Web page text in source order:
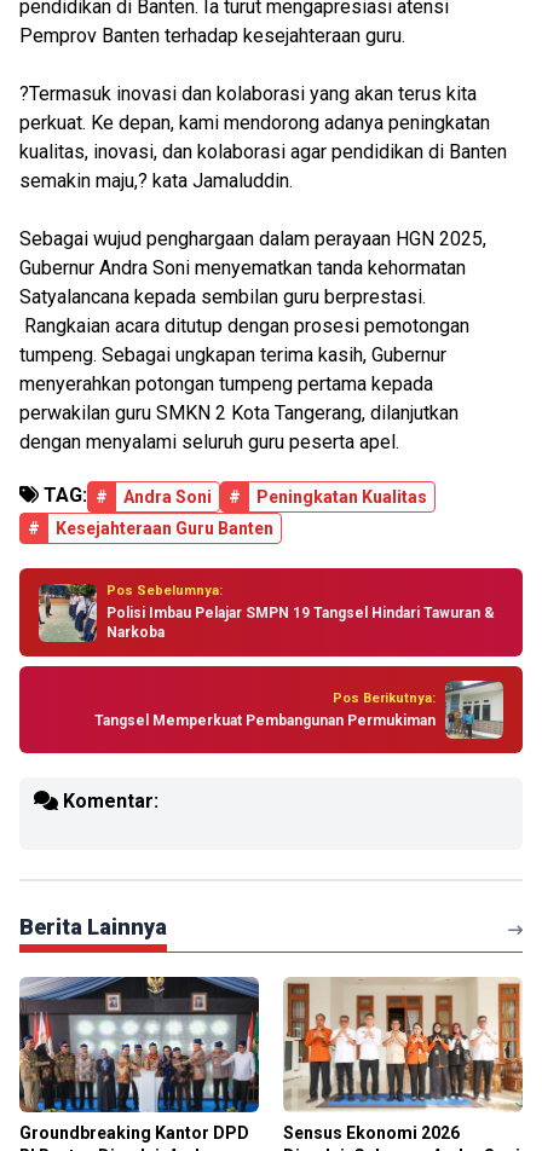
pendidikan di Banten. Ia turut mengapresiasi atensi
Pemprov Banten terhadap kesejahteraan guru.
?Termasuk inovasi dan kolaborasi yang akan terus kita
perkuat. Ke depan, kami mendorong adanya peningkatan
kualitas, inovasi, dan kolaborasi agar pendidikan di Banten
semakin maju,? kata Jamaluddin.
Sebagai wujud penghargaan dalam perayaan HGN 2025,
Gubernur Andra Soni menyematkan tanda kehormatan
Satyalancana kepada sembilan guru berprestasi.
Rangkaian acara ditutup dengan prosesi pemotongan
tumpeng. Sebagai ungkapan terima kasih, Gubernur
menyerahkan potongan tumpeng pertama kepada
perwakilan guru SMKN 2 Kota Tangerang, dilanjutkan
dengan menyalami seluruh guru peserta apel.
TAG: # Andra Soni #
Peningkatan Kualitas
#
Kesejahteraan Guru Banten
Pos Sebelumnya:
Polisi Imbau Pelajar SMPN 19 Tangsel Hindari Tawuran &
Narkoba
Pos Berikutnya:
Tangsel Memperkuat Pembangunan Permukiman
Komentar:
Berita Lainnya
Groundbreaking Kantor DPD
Sensus Ekonomi 2026